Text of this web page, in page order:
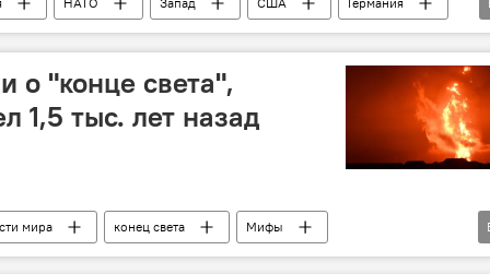
Швеция ВМФ ВС РФ
Полигон
о "конце света",
1,5 тыс. лет назад
мира конец света
Мифы
Климат
Изменения климата